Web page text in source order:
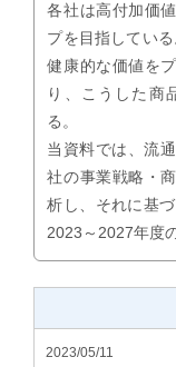
各社は高付加価
プを目指してい
健康的な価値を
り、こうした商
る。
当資料では、流
社の事業戦略・
析し、それに基
2023～2027年度
2023/05/11